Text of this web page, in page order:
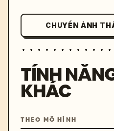
CHUYỂN ẢNH
TÍNH
KHÁC
THEO MÔ HÌNH